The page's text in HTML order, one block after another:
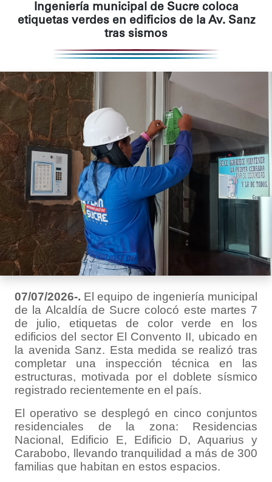
Ingeniería municipal de Sucre coloca
etiquetas verdes en edificios de la Av. Sanz
tras sismos
07/07/2026-. El equipo de ingeniería municipal
de la Alcaldía de Sucre colocó este martes 7
de julio, etiquetas de color verde en los
edificios del sector El Convento II, ubicado en
la avenida Sanz. Esta medida se realizó tras
completar una inspección técnica en las
estructuras, motivada por el doblete sísmico
registrado recientemente en el país.
El operativo se desplegó en cinco conjuntos
residenciales de la zona: Residencias
Nacional, Edificio E, Edificio D, Aquarius y
Carabobo, llevando tranquilidad a más de 300
familias que habitan en estos espacios.